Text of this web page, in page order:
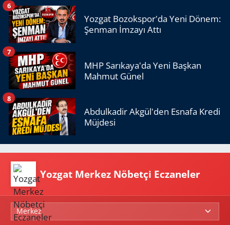
Yozgat Bozokspor'da Yeni Dönem:
Şenman İmzayı Attı
6
MHP Sarıkaya'da Yeni Başkan
Mahmut Günel
7
Abdulkadir Akgül'den Esnafa Kredi
Müjdesi
8
Yozgat Merkez Nöbetçi Eczaneler